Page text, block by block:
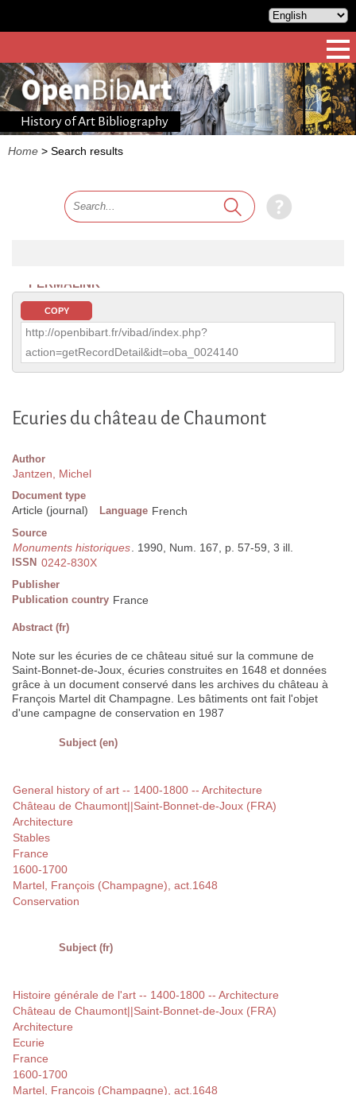
History of Art Bibliography
Home > Search results
PERMALINK
COPY
http://openbibart.fr/vibad/index.php?
action=getRecordDetail&idt=oba_0024140
Ecuries du château de Chaumont
Author
Jantzen, Michel
Document type
Article (journal) Language French
Source
Monuments historiques. 1990, Num. 167, p. 57-59, 3 ill.
ISSN 0242-830X
Publisher
Publication country France
Abstract (fr)
Note sur les écuries de ce château situé sur la commune de
Saint-Bonnet-de-Joux, écuries construites en 1648 et données
grâce à un document conservé dans les archives du château à
François Martel dit Champagne. Les bâtiments ont fait l'objet
d'une campagne de conservation en 1987
Subject (en)
General history of art -- 1400-1800 -- Architecture
Château de Chaumont||Saint-Bonnet-de-Joux (FRA)
Architecture
Stables
France
1600-1700
Martel, François (Champagne), act.1648
Conservation
Subject (fr)
Histoire générale de l'art -- 1400-1800 -- Architecture
Château de Chaumont||Saint-Bonnet-de-Joux (FRA)
Architecture
Ecurie
France
1600-1700
Martel, François (Champagne), act.1648